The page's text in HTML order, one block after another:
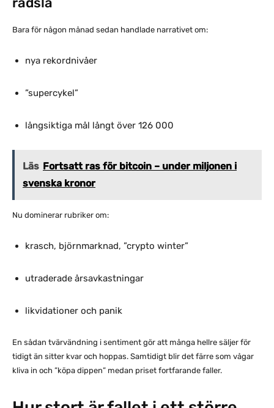
Bara för någon månad sedan handlade narrativet om:
nya rekordnivåer
”supercykel”
långsiktiga mål långt över 126 000
Läs Fortsatt ras för bitcoin – under miljonen i
svenska kronor
Nu dominerar rubriker om:
krasch, björnmarknad, ”crypto winter”
utraderade årsavkastningar
likvidationer och panik
En sådan tvärvändning i sentiment gör att många hellre säljer för
tidigt än sitter kvar och hoppas. Samtidigt blir det färre som vågar
kliva in och ”köpa dippen” medan priset fortfarande faller.